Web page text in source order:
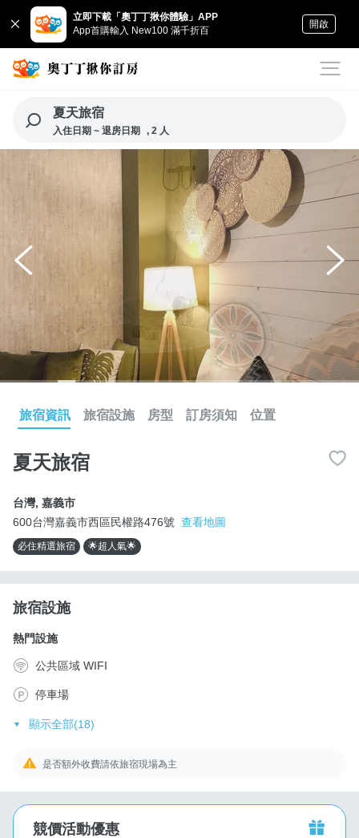
立即下載「奧丁丁揪你體驗」APP
App首購輸入 New100 滿千折百
開啟
夏天旅宿
入住日期 ~ 退房日期 , 2 人
旅宿資訊 旅宿設施 房型 訂房須知 位置
夏天旅宿
台灣, 嘉義市
600台灣嘉義市西區民權路476號 查看地圖
必住精選旅宿 🌟超人氣🌟
旅宿設施
熱門設施
公共區域 WIFI
停車場
顯示全部(18)
是否額外收費請依旅宿現場為主
競價活動優惠